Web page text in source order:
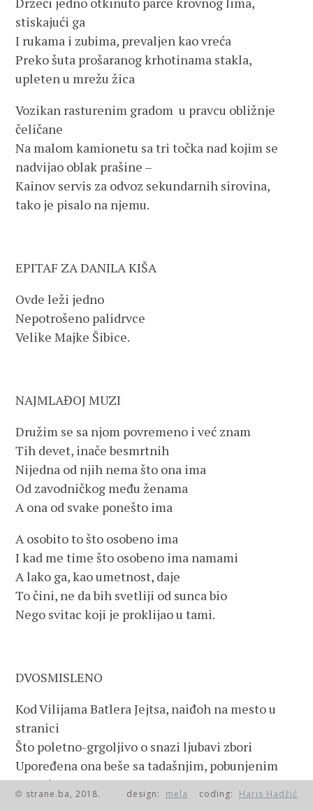
stiskajući ga
I rukama i zubima, prevaljen kao vreća
Preko šuta prošaranog krhotinama stakla,
upleten u mrežu žica
Vozikan rasturenim gradom u pravcu obližnje
čeličane
Na malom kamionetu sa tri točka nad kojim se
nadvijao oblak prašine –
Kainov servis za odvoz sekundarnih sirovina,
tako je pisalo na njemu.
EPITAF ZA DANILA KIŠA
Ovde leži jedno
Nepotrošeno palidrvce
Velike Majke Šibice.
NAJMLAĐOJ MUZI
Družim se sa njom povremeno i već znam
Tih devet, inače besmrtnih
Nijedna od njih nema što ona ima
Od zavodničkog među ženama
A ona od svake ponešto ima
A osobito to što osobeno ima
I kad me time što osobeno ima namami
A lako ga, kao umetnost, daje
To čini, ne da bih svetliji od sunca bio
Nego svitac koji je proklijao u tami.
DVOSMISLENO
Kod Vilijama Batlera Jejtsa, naiđoh na mesto u
stranici
Što poletno-grgoljivo o snazi ljubavi zbori
Upoređena ona beše sa tadašnjim, pobunjenim
prolećem
U Irskoj, sa neviđeno brzim nicanjem novog lišća
© strane.ba, 2018. design: mela coding: Haris Hadžić